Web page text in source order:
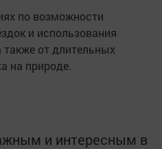
по возможности
и использования
также от длительных
на природе.
и интересным в